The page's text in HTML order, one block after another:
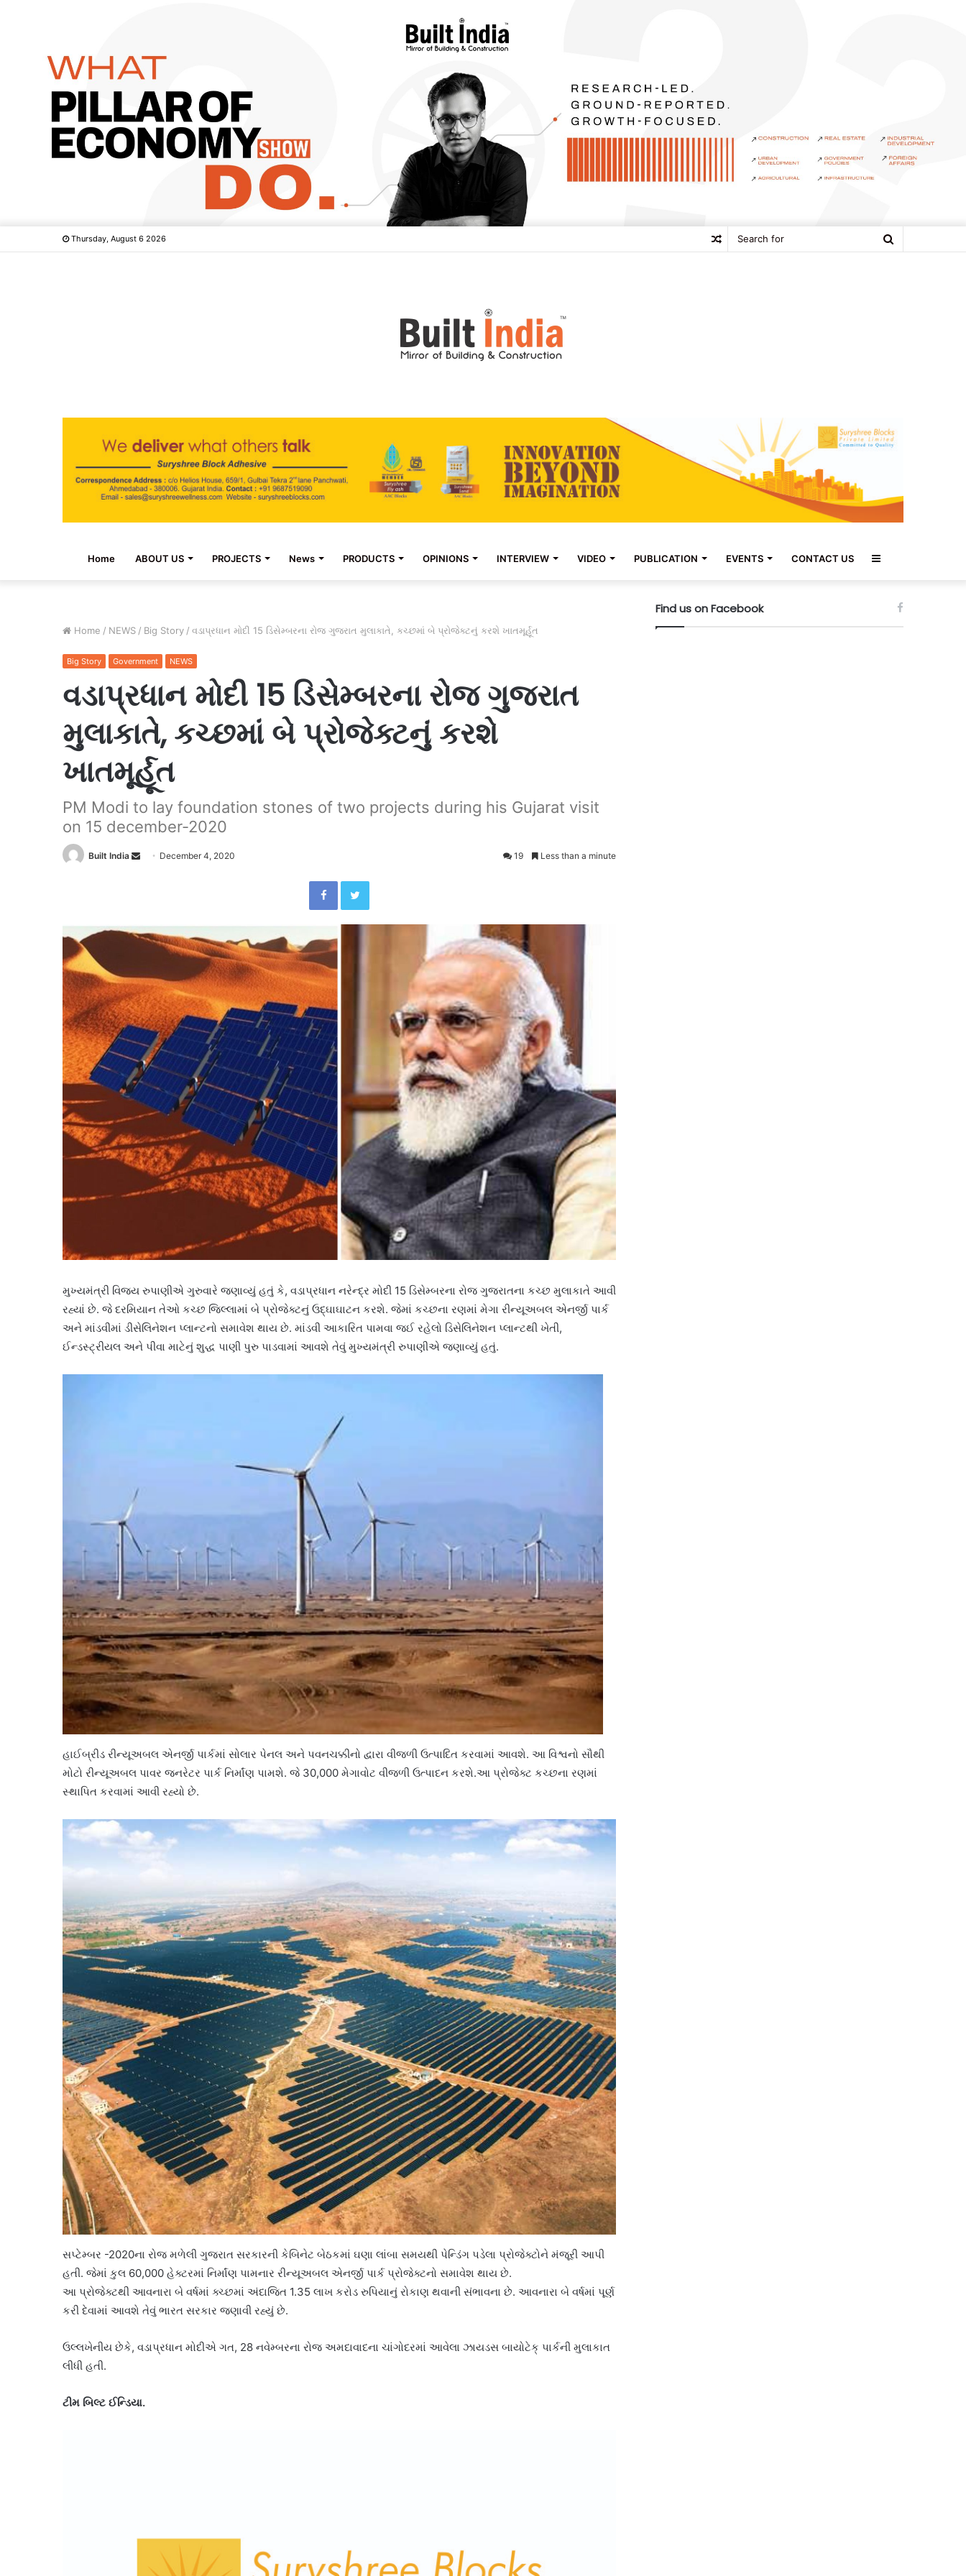
Thursday, August 6 2026 Random
Home ABOUT US PROJECTS News PRODUCTS OPINIONS INTERVIEW VIDEO PUBLICATION EVENTS CONTACT US Sidebar
Home / NEWS / Big Story / વડાપ્રધાન મોદી 15 ડિસેમ્બરના રોજ ગુજરાત મુલાકાતે, કચ્છમાં બે પ્રોજેક્ટનું કરશે ખાતમૂર્હૂત
Big Story Government NEWS
વડાપ્રધાન મોદી 15 ડિસેમ્બરના રોજ ગુજરાત
મુલાકાતે, કચ્છમાં બે પ્રોજેક્ટનું કરશે
ખાતમૂર્હૂત
PM Modi to lay foundation stones of two projects during his Gujarat visit
on 15 december-2020
Built India
Send December 4, 2020 19 Less than a minute
FacebookTwitter
મુખ્યમંત્રી વિજય રુપાણીએ ગુરુવારે જણાવ્યું હતું કે, વડાપ્રધાન નરેન્દ્ર મોદી 15 ડિસેમ્બરના રોજ ગુજરાતના કચ્છ મુલાકાતે આવી
રહ્યાં છે. જે દરમિયાન તેઓ કચ્છ જિલ્લામાં બે પ્રોજેક્ટનું ઉદ્ઘાઘાટન કરશે. જેમાં કચ્છના રણમાં મેગા રીન્યૂઅબલ એનર્જી પાર્ક
અને માંડવીમાં ડીસેલિનેશન પ્લાન્ટનો સમાવેશ થાય છે. માંડવી આકારિત પામવા જઈ રહેલો ડિસેલિનેશન પ્લાન્ટથી ખેતી,
ઈન્ડસ્ટ્રીયલ અને પીવા માટેનું શુદ્ધ પાણી પુરુ પાડવામાં આવશે તેવું મુખ્યમંત્રી રુપાણીએ જણાવ્યું હતું.
હાઈબ્રીડ રીન્યૂઅબલ એનર્જી પાર્કમાં સોલાર પેનલ અને પવનચક્કીનો દ્વારા વીજળી ઉત્પાદિત કરવામાં આવશે. આ વિશ્વનો સૌથી
મોટો રીન્યૂઅબલ પાવર જનરેટર પાર્ક નિર્માંણ પામશે. જે 30,000 મેગાવોટ વીજળી ઉત્પાદન કરશે.આ પ્રોજેક્ટ કચ્છના રણમાં
સ્થાપિત કરવામાં આવી રહ્યો છે.
સપ્ટેમ્બર -2020ના રોજ મળેલી ગુજરાત સરકારની કેબિનેટ બેઠકમાં ઘણા લાંબા સમયથી પેન્ડિંગ પડેલા પ્રોજેક્ટોને મંજૂરી આપી
હતી. જેમાં કુલ 60,000 હેક્ટરમાં નિર્માંણ પામનાર રીન્યૂઅબલ એનર્જી પાર્ક પ્રોજેક્ટનો સમાવેશ થાય છે.
આ પ્રોજેક્ટથી આવનારા બે વર્ષમાં ક્ચ્છમાં અંદાજિત 1.35 લાખ કરોડ રુપિયાનું રોકાણ થવાની સંભાવના છે. આવનારા બે વર્ષમાં પૂર્ણ
કરી દેવામાં આવશે તેવું ભારત સરકાર જણાવી રહ્યું છે.
ઉલ્લખેનીય છેકે, વડાપ્રધાન મોદીએ ગત, 28 નવેમ્બરના રોજ અમદાવાદના ચાંગોદરમાં આવેલા ઝાયડસ બાયોટેક્ પાર્કની મુલાકાત
લીધી હતી.
ટીમ બિલ્ટ ઈન્ડિયા.
Find us on Facebook